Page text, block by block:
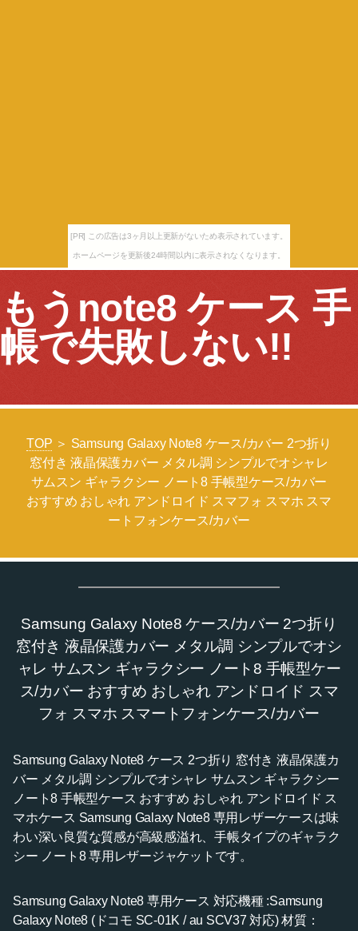
[PR] この広告は3ヶ月以上更新がないため表示されています。
ホームページを更新後24時間以内に表示されなくなります。
もうnote8 ケース 手
帳で失敗しない!!
TOP ＞ Samsung Galaxy Note8 ケース/カバー 2つ折り
窓付き 液晶保護カバー メタル調 シンプルでオシャレ
サムスン ギャラクシー ノート8 手帳型ケース/カバー
おすすめ おしゃれ アンドロイド スマフォ スマホ スマ
ートフォンケース/カバー
Samsung Galaxy Note8 ケース/カバー 2つ折り
窓付き 液晶保護カバー メタル調 シンプルでオシ
ャレ サムスン ギャラクシー ノート8 手帳型ケー
ス/カバー おすすめ おしゃれ アンドロイド スマ
フォ スマホ スマートフォンケース/カバー
Samsung Galaxy Note8 ケース 2つ折り 窓付き 液晶保護カ
バー メタル調 シンプルでオシャレ サムスン ギャラクシー
ノート8 手帳型ケース おすすめ おしゃれ アンドロイド ス
マホケース Samsung Galaxy Note8 専用レザーケースは味
わい深い良質な質感が高級感溢れ、手帳タイプのギャラク
シー ノート8 専用レザージャケットです。
Samsung Galaxy Note8 専用ケース 対応機種 :Samsung
Galaxy Note8 (ドコモ SC-01K / au SCV37 対応) 材質：